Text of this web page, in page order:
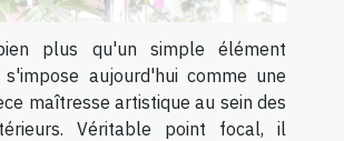
plus qu'un simple élément
s'impose aujourd'hui comme une
maîtresse artistique au sein des
Véritable point focal, il